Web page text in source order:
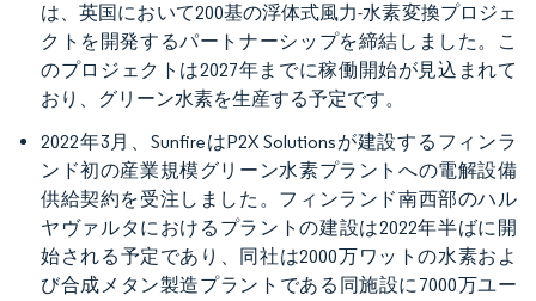
は、英国において200基の浮体式風力-水素変換プロジェ
クトを開発するパートナーシップを締結しました。こ
のプロジェクトは2027年までに稼働開始が見込まれて
おり、グリーン水素を生産する予定です。
2022年3月、SunfireはP2X Solutionsが建設するフィンラ
ンド初の産業規模グリーン水素プラントへの電解設備
供給契約を受注しました。フィンランド南西部のハル
ヤヴァルタにおけるプラントの建設は2022年半ばに開
始される予定であり、同社は2000万ワットの水素およ
び合成メタン製造プラントである同施設に7000万ユー